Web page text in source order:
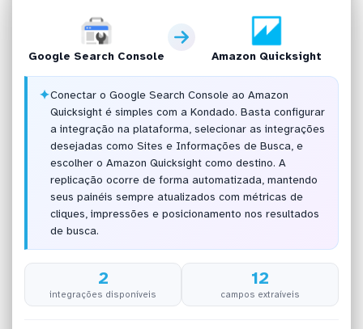
Google Search Console Amazon Quicksight
✦Conectar o Google Search Console ao Amazon
Quicksight é simples com a Kondado. Basta configurar
a integração na plataforma, selecionar as integrações
desejadas como Sites e Informações de Busca, e
escolher o Amazon Quicksight como destino. A
replicação ocorre de forma automatizada, mantendo
seus painéis sempre atualizados com métricas de
cliques, impressões e posicionamento nos resultados
de busca.
2
integrações disponíveis
12
campos extraíveis